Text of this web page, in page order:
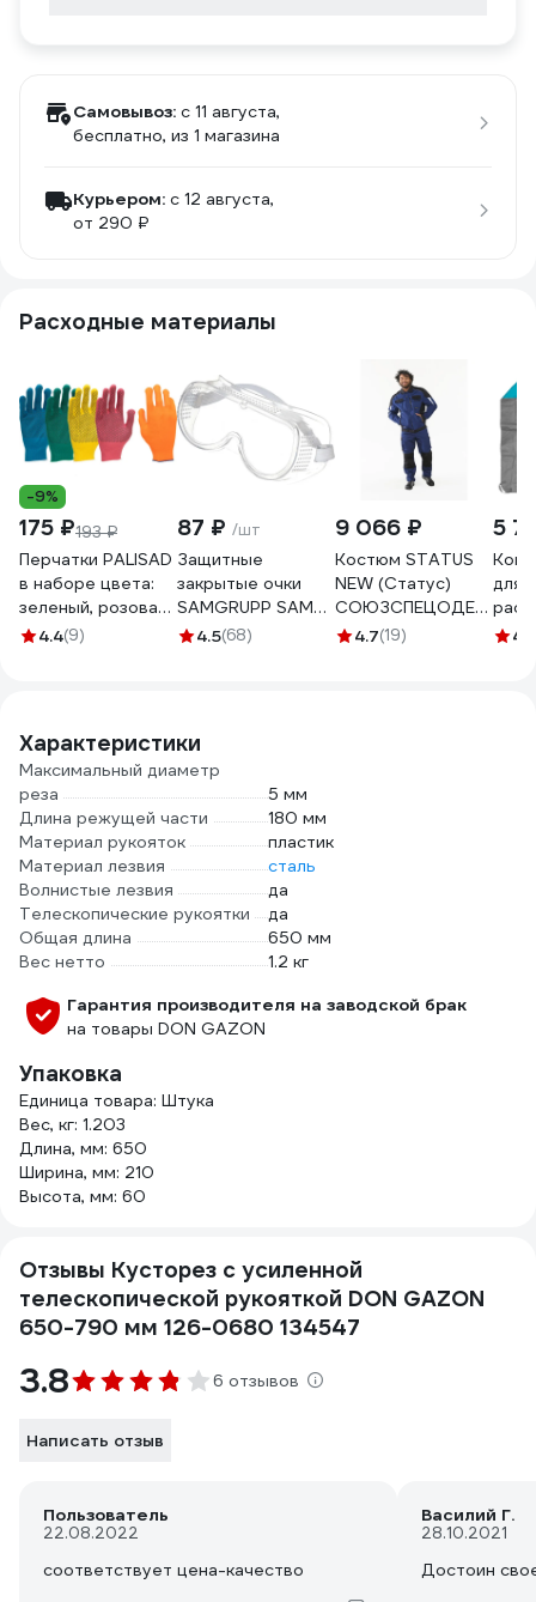
Самовывоз: c 11 августа,
бесплатно, из 1 магазина
Курьером: c 12 августа,
от 290 ₽
Расходные материалы
-9%
175 ₽193 ₽
Перчатки PALISAD
в наборе цвета:
зеленый, розовая
фуксия, желтый,
4.4(9)
87 ₽ /шт
Защитные
закрытые очки
SAMGRUPP SAMC-
073000001
4.5(68)
9 066 ₽
Костюм STATUS
NEW (Статус)
СОЮЗСПЕЦОДЕЖДА
темно-синий/
4.7(19)
5
для
4.9
Характеристики
Максимальный диаметр
реза
5 мм
Длина режущей части
180 мм
Материал рукояток
пластик
Материал лезвия
сталь
Волнистые лезвия
да
Телескопические рукоятки
да
Общая длина
650 мм
Вес нетто
1.2 кг
Гарантия производителя на заводской брак
на товары DON GAZON
Упаковка
Единица товара: Штука
Вес, кг: 1.203
Длина, мм: 650
Ширина, мм: 210
Высота, мм: 60
Отзывы Кусторез с усиленной
телескопической рукояткой DON GAZON
650-790 мм 126-0680 134547
3.8 6 отзывов
Написать отзыв
Пользователь
22.08.2022
соответствует цена-качество
Василий Г.
28.10.2021
Достоин